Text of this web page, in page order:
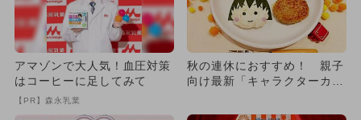
アマゾンで大人気！血圧対策
はコーヒーに足してみて
【PR】森永乳業
秋の連休におすすめ！ 親子
向け最新「キャラクターカフ